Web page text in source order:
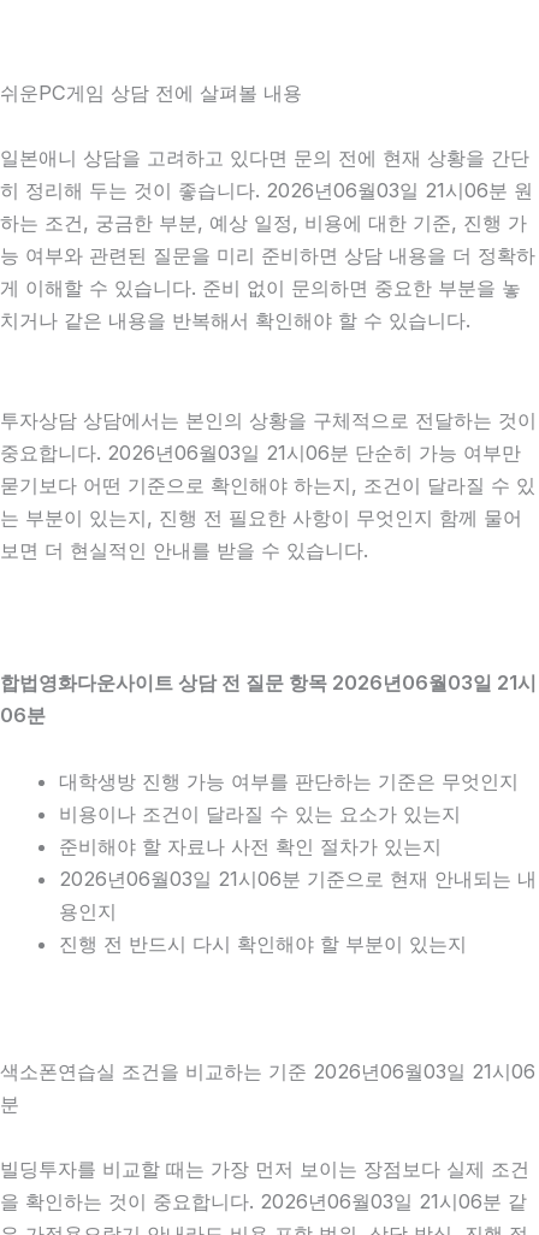
쉬운PC게임 상담 전에 살펴볼 내용
일본애니 상담을 고려하고 있다면 문의 전에 현재 상황을 간단
히 정리해 두는 것이 좋습니다. 2026년06월03일 21시06분 원
하는 조건, 궁금한 부분, 예상 일정, 비용에 대한 기준, 진행 가
능 여부와 관련된 질문을 미리 준비하면 상담 내용을 더 정확하
게 이해할 수 있습니다. 준비 없이 문의하면 중요한 부분을 놓
치거나 같은 내용을 반복해서 확인해야 할 수 있습니다.
투자상담 상담에서는 본인의 상황을 구체적으로 전달하는 것이
중요합니다. 2026년06월03일 21시06분 단순히 가능 여부만
묻기보다 어떤 기준으로 확인해야 하는지, 조건이 달라질 수 있
는 부분이 있는지, 진행 전 필요한 사항이 무엇인지 함께 물어
보면 더 현실적인 안내를 받을 수 있습니다.
합법영화다운사이트 상담 전 질문 항목 2026년06월03일 21시
06분
대학생방 진행 가능 여부를 판단하는 기준은 무엇인지
비용이나 조건이 달라질 수 있는 요소가 있는지
준비해야 할 자료나 사전 확인 절차가 있는지
2026년06월03일 21시06분 기준으로 현재 안내되는 내
용인지
진행 전 반드시 다시 확인해야 할 부분이 있는지
색소폰연습실 조건을 비교하는 기준 2026년06월03일 21시06
분
빌딩투자를 비교할 때는 가장 먼저 보이는 장점보다 실제 조건
을 확인하는 것이 중요합니다. 2026년06월03일 21시06분 같